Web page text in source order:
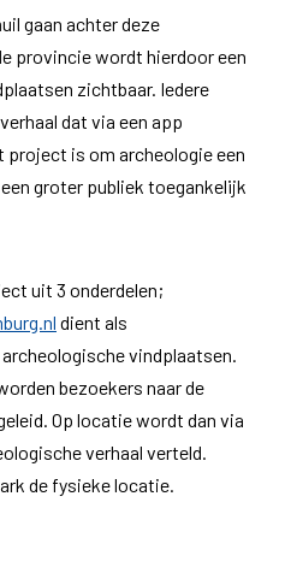
gaan achter deze
provincie wordt hierdoor een
zichtbaar. Iedere
dat via een app
project is om archeologie een
groter publiek toegankelijk
uit 3 onderdelen;
dient als
vindplaatsen.
bezoekers naar de
Op locatie wordt dan via
verhaal verteld.
de fysieke locatie.